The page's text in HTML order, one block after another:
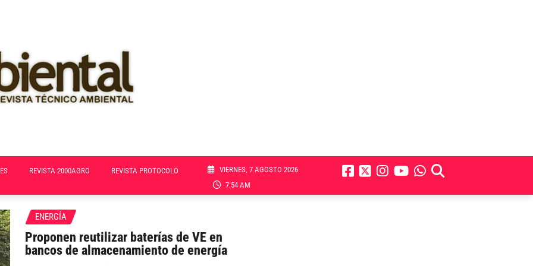
REVISTA 2000AGRO REVISTA PROTOCOLO
VIERNES, 7 AGOSTO 2026
7:54 AM
ENERGÍA
Proponen reutilizar baterías de VE en
bancos de almacenamiento de energía